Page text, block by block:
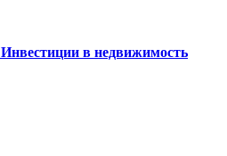
Инвестиции в недвижимость